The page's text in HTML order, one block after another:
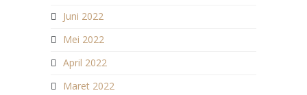
Juni 2022
Mei 2022
April 2022
Maret 2022